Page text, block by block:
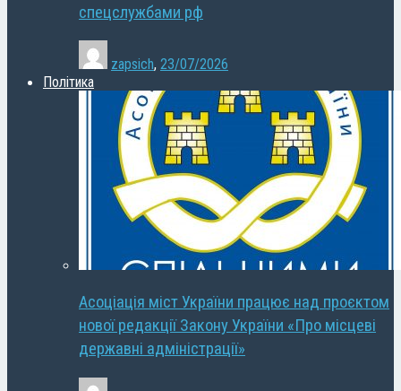
спецслужбами рф
zapsich, 23/07/2026
Політика
Асоціація міст України працює над проєктом
нової редакції Закону України «Про місцеві
державні адміністрації»